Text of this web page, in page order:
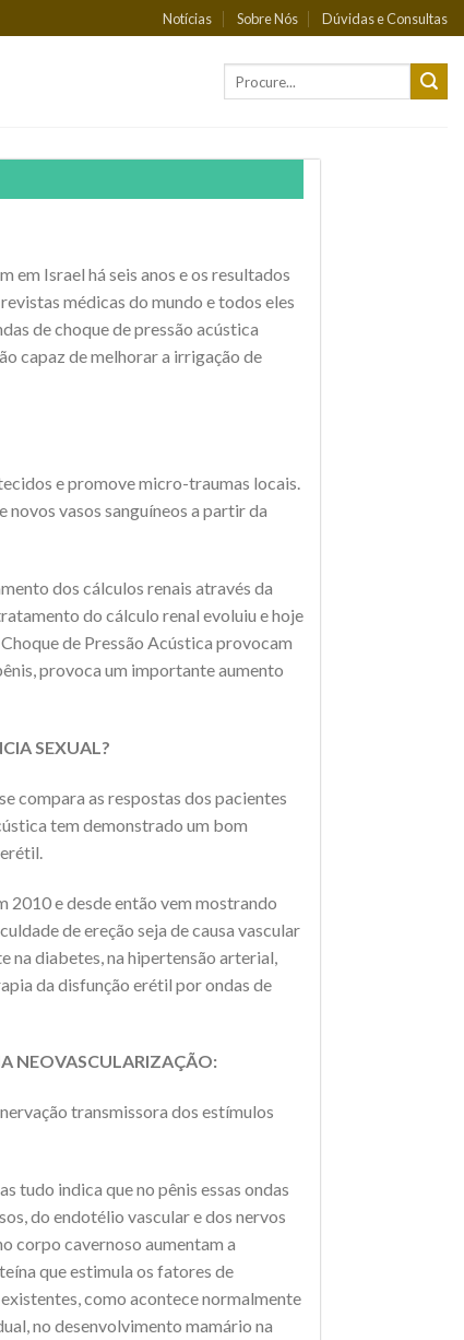
Notícias Sobre Nós Dúvidas e Consultas
em Israel há seis anos e os resultados
médicas do mundo e todos eles
de choque de pressão acústica
capaz de melhorar a irrigação de
e promove micro-traumas locais.
vasos sanguíneos a partir da
dos cálculos renais através da
do cálculo renal evoluiu e hoje
de Pressão Acústica provocam
provoca um importante aumento
SEXUAL?
compara as respostas dos pacientes
tem demonstrado um bom
2010 e desde então vem mostrando
de ereção seja de causa vascular
na diabetes, na hipertensão arterial,
da disfunção erétil por ondas de
NEOVASCULARIZAÇÃO:
transmissora dos estímulos
tudo indica que no pênis essas ondas
do endotélio vascular e dos nervos
corpo cavernoso aumentam a
que estimula os fatores de
como acontece normalmente
no desenvolvimento mamário na